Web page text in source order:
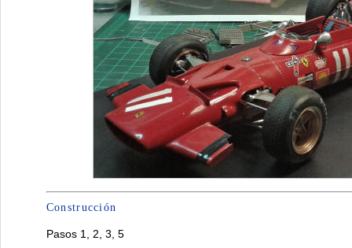
Construcción
Pasos 1, 2, 3, 5